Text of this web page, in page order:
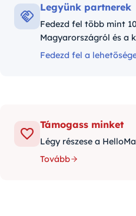
Legyünk partnerek
Fedezd fel több mint
Magyarországról és a
Fedezd fel a
Támogass minket
Légy részese a
Tovább